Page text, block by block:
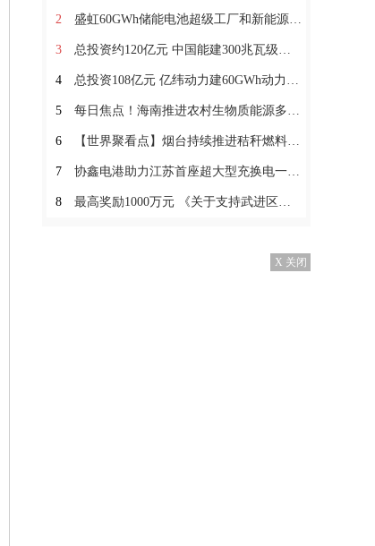
2 盛虹60GWh储能电池超级工厂和新能源电池研究院签约落户张家港
3 总投资约120亿元 中国能建300兆瓦级压缩空气储能电站示范项目落户长沙望城|焦点快播
4 总投资108亿元 亿纬动力建60GWh动力储能电池生产线 头条
5 每日焦点！海南推进农村生物质能源多元化利用
6 【世界聚看点】烟台持续推进秸秆燃料化离田利用
7 协鑫电港助力江苏首座超大型充换电一体站解决充电难-天天快播报
8 最高奖励1000万元 《关于支持武进区氢能产业发展的若干措施的通知》印发 世界新视野
X 关闭